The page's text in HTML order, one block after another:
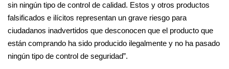
sin ningún tipo de control de calidad. Estos y otros productos
falsificados e ilícitos representan un grave riesgo para
ciudadanos inadvertidos que desconocen que el producto que
están comprando ha sido producido ilegalmente y no ha pasado
ningún tipo de control de seguridad”.